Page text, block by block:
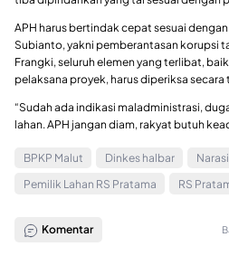
APH harus bertindak cepat sesuai
Subianto, yakni pemberantasan korupsi
Frangki, seluruh elemen yang terlibat,
pelaksana proyek, harus diperiksa secara
“Sudah ada indikasi maladministrasi,
lahan. APH jangan diam, rakyat butuh
BPKP Malut Dinkes halbar
Pemilik Lahan RS Pratama
RS
Komentar